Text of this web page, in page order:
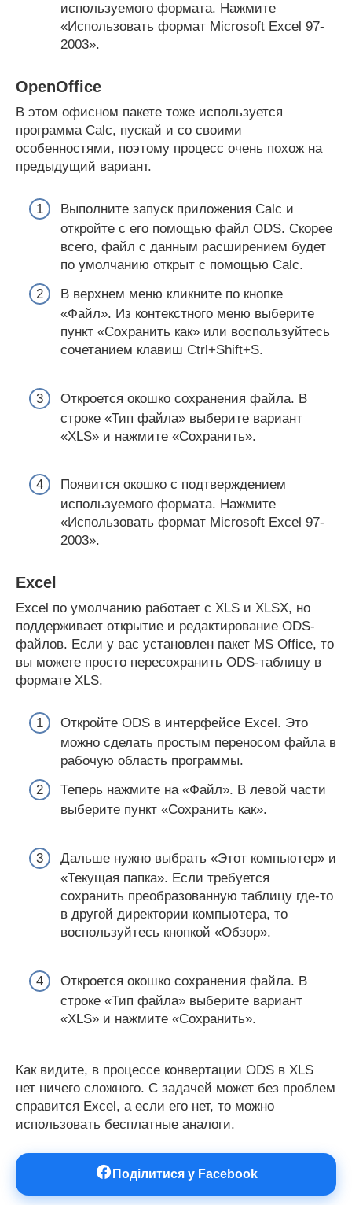
используемого формата. Нажмите
«Использовать формат Microsoft Excel 97-
2003».
OpenOffice
В этом офисном пакете тоже используется
программа Calc, пускай и со своими
особенностями, поэтому процесс очень похож на
предыдущий вариант.
Выполните запуск приложения Calc и
откройте с его помощью файл ODS. Скорее
всего, файл с данным расширением будет
по умолчанию открыт с помощью Calc.
В верхнем меню кликните по кнопке
«Файл». Из контекстного меню выберите
пункт «Сохранить как» или воспользуйтесь
сочетанием клавиш Ctrl+Shift+S.
Откроется окошко сохранения файла. В
строке «Тип файла» выберите вариант
«XLS» и нажмите «Сохранить».
Появится окошко с подтверждением
используемого формата. Нажмите
«Использовать формат Microsoft Excel 97-
2003».
Excel
Excel по умолчанию работает с XLS и XLSX, но
поддерживает открытие и редактирование ODS-
файлов. Если у вас установлен пакет MS Office, то
вы можете просто пересохранить ODS-таблицу в
формате XLS.
Откройте ODS в интерфейсе Excel. Это
можно сделать простым переносом файла в
рабочую область программы.
Теперь нажмите на «Файл». В левой части
выберите пункт «Сохранить как».
Дальше нужно выбрать «Этот компьютер» и
«Текущая папка». Если требуется
сохранить преобразованную таблицу где-то
в другой директории компьютера, то
воспользуйтесь кнопкой «Обзор».
Откроется окошко сохранения файла. В
строке «Тип файла» выберите вариант
«XLS» и нажмите «Сохранить».
Как видите, в процессе конвертации ODS в XLS
нет ничего сложного. С задачей может без проблем
справится Excel, а если его нет, то можно
использовать бесплатные аналоги.
Поділитися у Facebook